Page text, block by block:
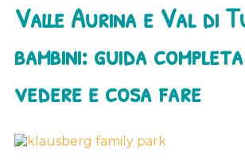
Valle Aurina e Val di
bambini: guida
vedere e cosa fare